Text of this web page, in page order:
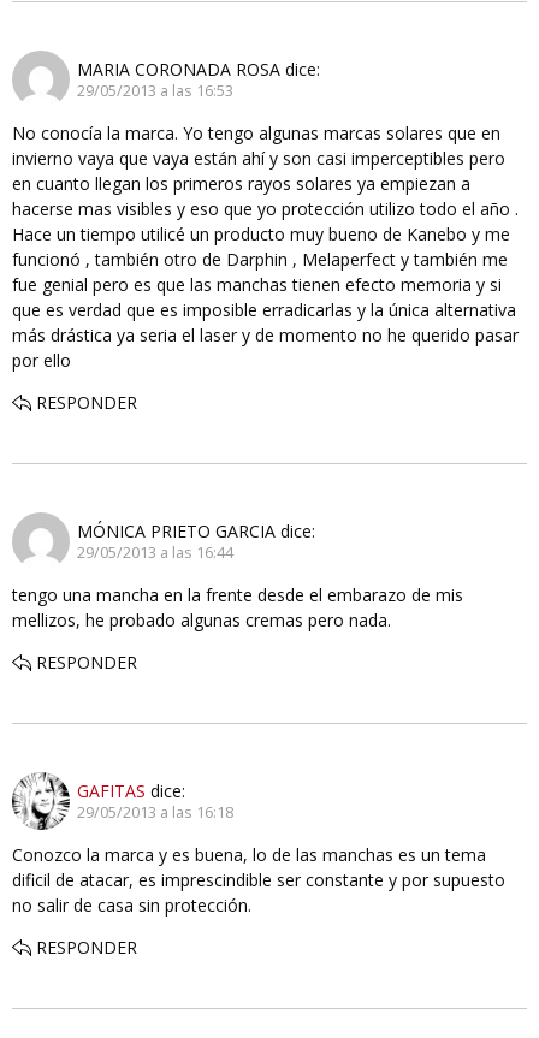
MARIA CORONADA ROSA dice:
29/05/2013 a las 16:53
No conocía la marca. Yo tengo algunas marcas solares que en
invierno vaya que vaya están ahí y son casi imperceptibles pero
en cuanto llegan los primeros rayos solares ya empiezan a
hacerse mas visibles y eso que yo protección utilizo todo el año .
Hace un tiempo utilicé un producto muy bueno de Kanebo y me
funcionó , también otro de Darphin , Melaperfect y también me
fue genial pero es que las manchas tienen efecto memoria y si
que es verdad que es imposible erradicarlas y la única alternativa
más drástica ya seria el laser y de momento no he querido pasar
por ello
RESPONDER
MÓNICA PRIETO GARCIA dice:
29/05/2013 a las 16:44
tengo una mancha en la frente desde el embarazo de mis
mellizos, he probado algunas cremas pero nada.
RESPONDER
GAFITAS dice:
29/05/2013 a las 16:18
Conozco la marca y es buena, lo de las manchas es un tema
dificil de atacar, es imprescindible ser constante y por supuesto
no salir de casa sin protección.
RESPONDER